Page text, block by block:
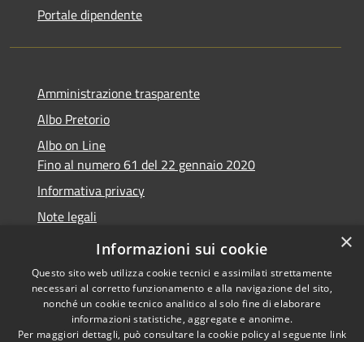
Portale dipendente
Amministrazione trasparente
Albo Pretorio
Albo on Line
Fino al numero 61 del 22 gennaio 2020
Informativa privacy
Note legali
Dichiarazione di accessibilità
Copyright © 2026 • Comune di
×
Informazioni sui cookie
Questo sito web utilizza cookie tecnici e assimilati strettamente
necessari al corretto funzionamento e alla navigazione del sito,
nonché un cookie tecnico analitico al solo fine di elaborare
informazioni statistiche, aggregate e anonime.
Per maggiori dettagli, può consultare la cookie policy al seguente link